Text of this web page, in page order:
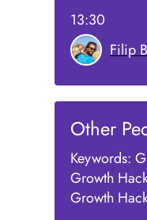
13:30
Filip
Other
Keywords:
Growth
Growth